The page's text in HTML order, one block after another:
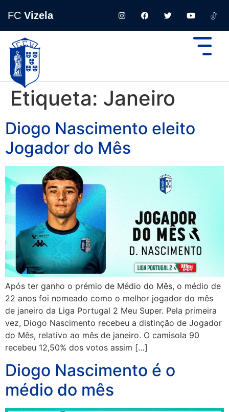
FC Vizela
Etiqueta: Janeiro
Diogo Nascimento eleito
Jogador do Mês
Após ter ganho o prémio de Médio do Mês, o médio de
22 anos foi nomeado como o melhor jogador do mês
de janeiro da Liga Portugal 2 Meu Super. Pela primeira
vez, Diogo Nascimento recebeu a distinção de Jogador
do Mês, relativo ao mês de janeiro. O camisola 90
recebeu 12,50% dos votos assim […]
Diogo Nascimento é o
médio do mês